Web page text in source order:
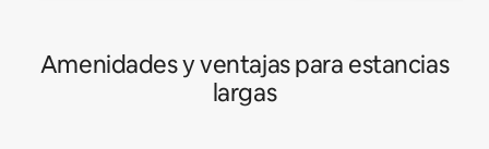
Amenidades y ventajas para estancias
largas